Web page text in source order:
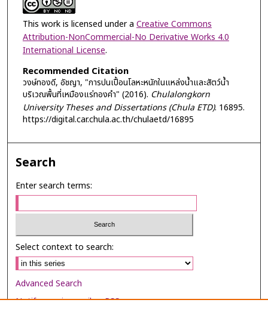
This work is licensed under a Creative Commons
Attribution-NonCommercial-No Derivative Works 4.0
International License.
Recommended Citation
วงษ์ทองดี, อัชญา, "การปนเปื้อนโลหะหนักในแหล่งน้ำและสัตว์น้ำ
บริเวณพื้นที่เหมืองแร่ทองคำ" (2016). Chulalongkorn
University Theses and Dissertations (Chula ETD). 16895.
https://digital.car.chula.ac.th/chulaetd/16895
Search
Enter search terms:
Select context to search:
Advanced Search
Notify me via email orRSS